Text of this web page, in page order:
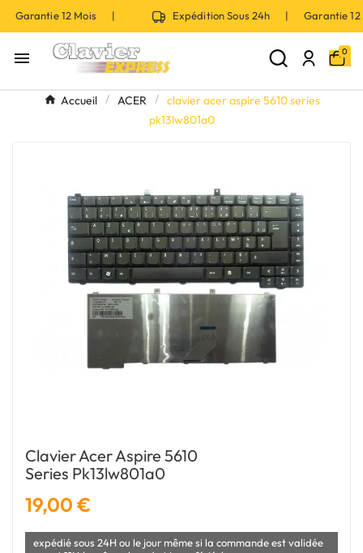
Garantie 12 Mois | Expédition Sous 24h | Garantie
 0
Accueil ACER
clavier acer aspire 5610 series
pk13lw801a0
Clavier Acer Aspire 5610
Series Pk13lw801a0
19,00 €
expédié sous 24H ou le jour même si la commande est validée